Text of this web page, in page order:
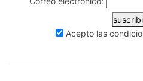
Acepto las